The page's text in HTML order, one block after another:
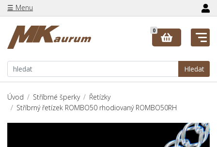
☰ Menu
Hledat
0
Úvod Stříbrné šperky
Řetízky
Stříbrný řetízek ROMBO50 rhodiovaný ROMBO50RH